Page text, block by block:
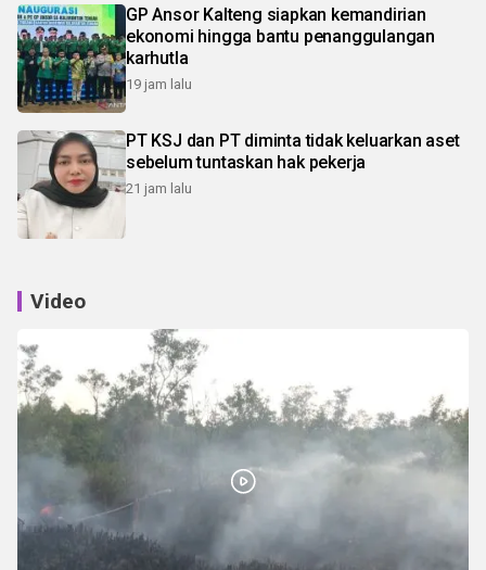
GP Ansor Kalteng siapkan kemandirian
ekonomi hingga bantu penanggulangan
karhutla
19 jam lalu
PT KSJ dan PT diminta tidak keluarkan aset
sebelum tuntaskan hak pekerja
21 jam lalu
Video